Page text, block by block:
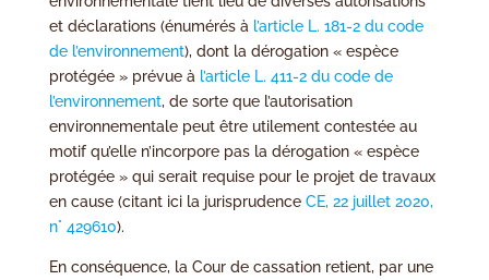
et déclarations (énumérés à l’article L. 181-2 du code
de l’environnement), dont la dérogation « espèce
protégée » prévue à l’article L. 411-2 du code de
l’environnement, de sorte que l’autorisation
environnementale peut être utilement contestée au
motif qu’elle n’incorpore pas la dérogation « espèce
protégée » qui serait requise pour le projet de travaux
en cause (citant ici la jurisprudence CE, 22 juillet 2020,
n° 429610).
En conséquence, la Cour de cassation retient, par une